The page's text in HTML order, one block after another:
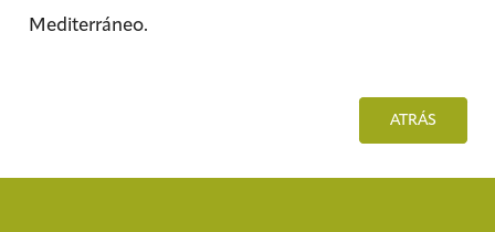
Mediterráneo.
ATRÁS